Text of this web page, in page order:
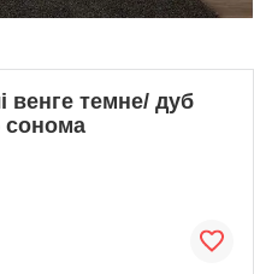
венге темне/ дуб
сонома